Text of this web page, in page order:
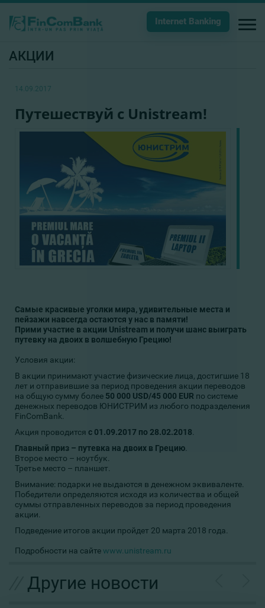
Internet Banking
АКЦИИ
14.09.2017
Путешествуй с Unistream!
Самые красивые уголки мира, удивительные места и
пейзажи навсегда остаются у нас в памяти!
Прими участие в акции Unistream и получи шанс выиграть
путевку на двоих в волшебную Грецию!
Условия акции:
В акции принимают участие физические лица, достигшие 18
лет и отправившие за период проведения акции переводов
на общую сумму более 50 000 USD/45 000 EUR по системе
денежных переводов ЮНИСТРИМ из любого подразделения
FinComBank.
Акция проводится с 01.09.2017 по 28.02.2018
Главный приз – путевка на двоих в Грецию
Второе место – ноутбук.
Третье место – планшет.
Внимание: подарки не выдаются в денежном эквиваленте.
Победители определяются исходя из количества и общей
суммы отправленных переводов за период проведения
акции.
Подведение итогов акции пройдет 20 марта 2018 года.
Подробности на сайтеwww.unistream.ru
Другие новости